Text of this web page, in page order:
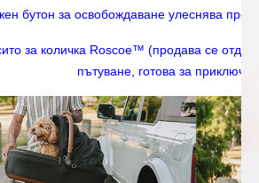
бутон за освобождаване улеснява
за количка Roscoe™ (продава се
пътуване, готова за